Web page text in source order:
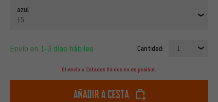
azul
15
Envío en 1-3 días hábiles Cantidad: 1
El envío a Estados Unidos no es posible.
Añadir a cesta